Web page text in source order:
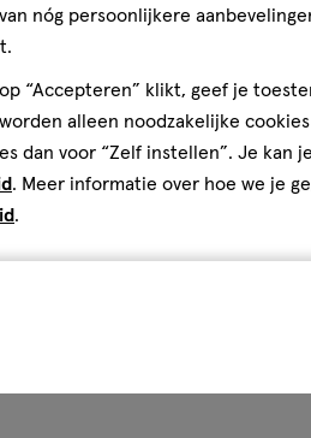
nóg persoonlijkere
“Accepteren” klikt, geef je
alleen noodzakelijke
dan voor “Zelf instellen”. Je kan
. Meer informatie over hoe we je
.